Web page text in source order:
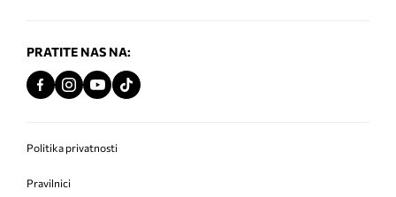
PRATITE NAS NA:
Politika privatnosti
Pravilnici